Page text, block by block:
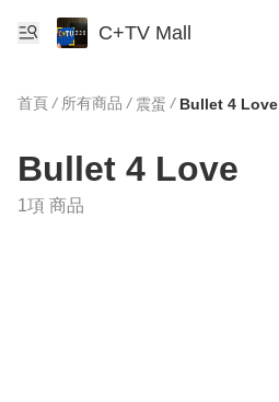
C+TV Mall
首頁 / 所有商品 / 震蛋 / Bullet 4 Love
Bullet 4 Love
1項 商品